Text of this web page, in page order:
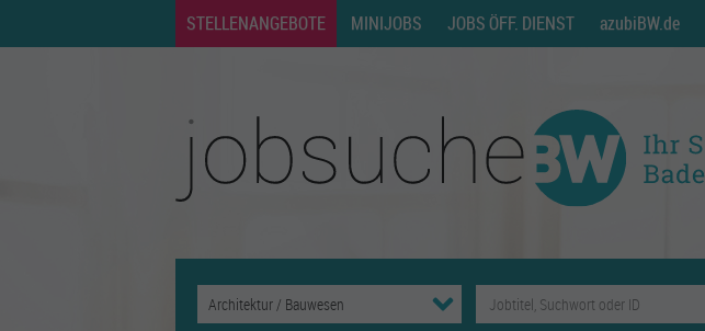
STELLENANGEBOTE MINIJOBS JOBS ÖFF. DIENST azubiBW.de